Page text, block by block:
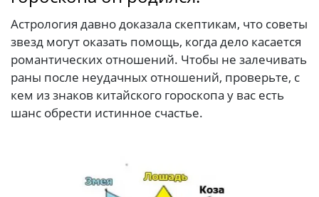
Астрология давно доказала скептикам, что советы
звезд могут оказать помощь, когда дело касается
романтических отношений. Чтобы не залечивать
раны после неудачных отношений, проверьте, с
кем из знаков китайского гороскопа у вас есть
шанс обрести истинное счастье.